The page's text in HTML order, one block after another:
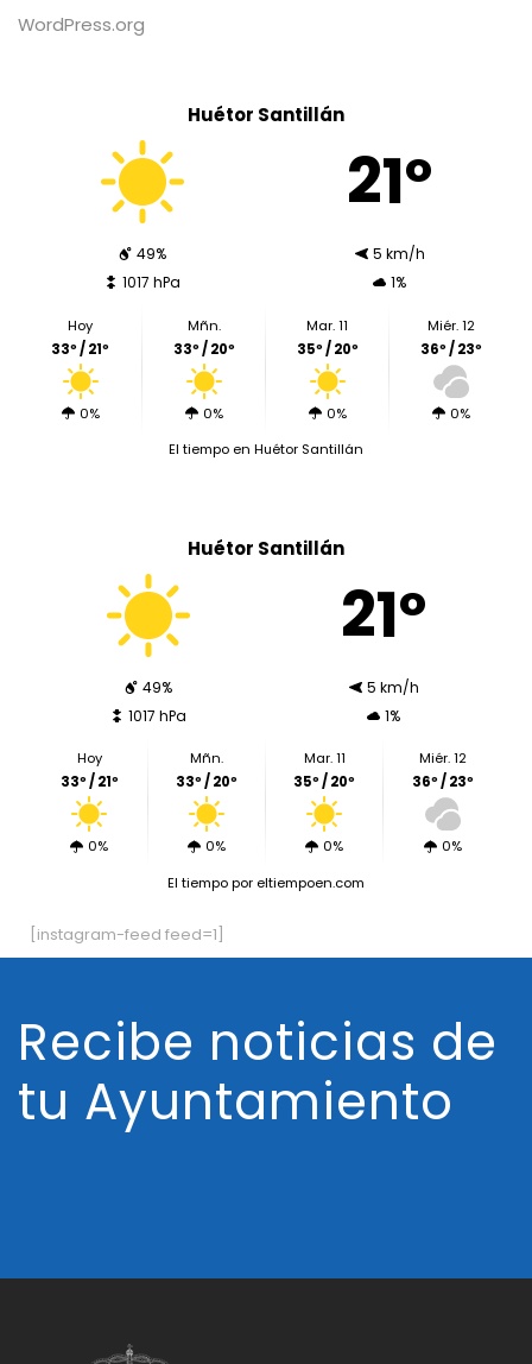
WordPress.org
Huétor Santillán
21º
49%
5 km/h
1017 hPa
1%
Hoy
33º / 21º
0%
Mñn.
33º / 20º
0%
Mar. 11
35º / 20º
0%
Miér. 12
36º / 23º
0%
El tiempo en Huétor Santillán
Huétor Santillán
21º
49%
5 km/h
1017 hPa
1%
Hoy
33º / 21º
0%
Mñn.
33º / 20º
0%
Mar. 11
35º / 20º
0%
Miér. 12
36º / 23º
0%
El tiempopor eltiempoen.com
[instagram-feed feed=1]
Recibe noticias de
tu Ayuntamiento